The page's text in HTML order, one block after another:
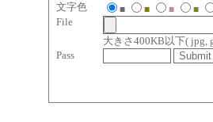
文字色
■ ■ ■ ■
File
大きさ400KB以下( jpg,
Pass